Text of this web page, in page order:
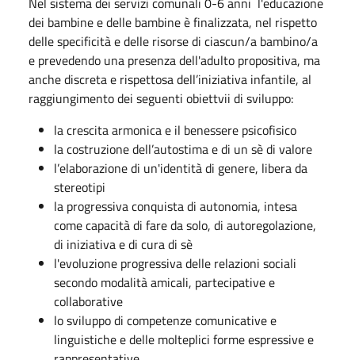
dei bambine e delle bambine è finalizzata, nel rispetto
delle specificità e delle risorse di ciascun/a bambino/a
e prevedendo una presenza dell'adulto propositiva, ma
anche discreta e rispettosa dell’iniziativa infantile, al
raggiungimento dei seguenti obiettvii di sviluppo:
la crescita armonica e il benessere psicofisico
la costruzione dell’autostima e di un sè di valore
l’elaborazione di un'identità di genere, libera da
stereotipi
la progressiva conquista di autonomia, intesa
come capacità di fare da solo, di autoregolazione,
di iniziativa e di cura di sè
l'evoluzione progressiva delle relazioni sociali
secondo modalità amicali, partecipative e
collaborative
lo sviluppo di competenze comunicative e
linguistiche e delle molteplici forme espressive e